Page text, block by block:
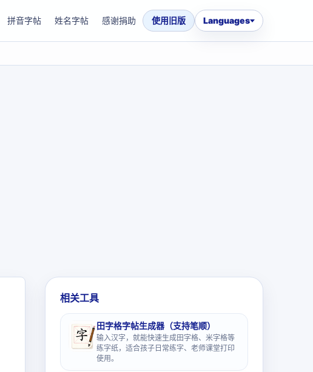
拼音字帖 姓名字帖 感谢捐助 使用旧版 Languages
相关工具
田字格字帖生成器（支持笔顺）
输入汉字，就能快速生成田字格、米字格等
练字纸，适合孩子日常练字、老师课堂打印
使用。